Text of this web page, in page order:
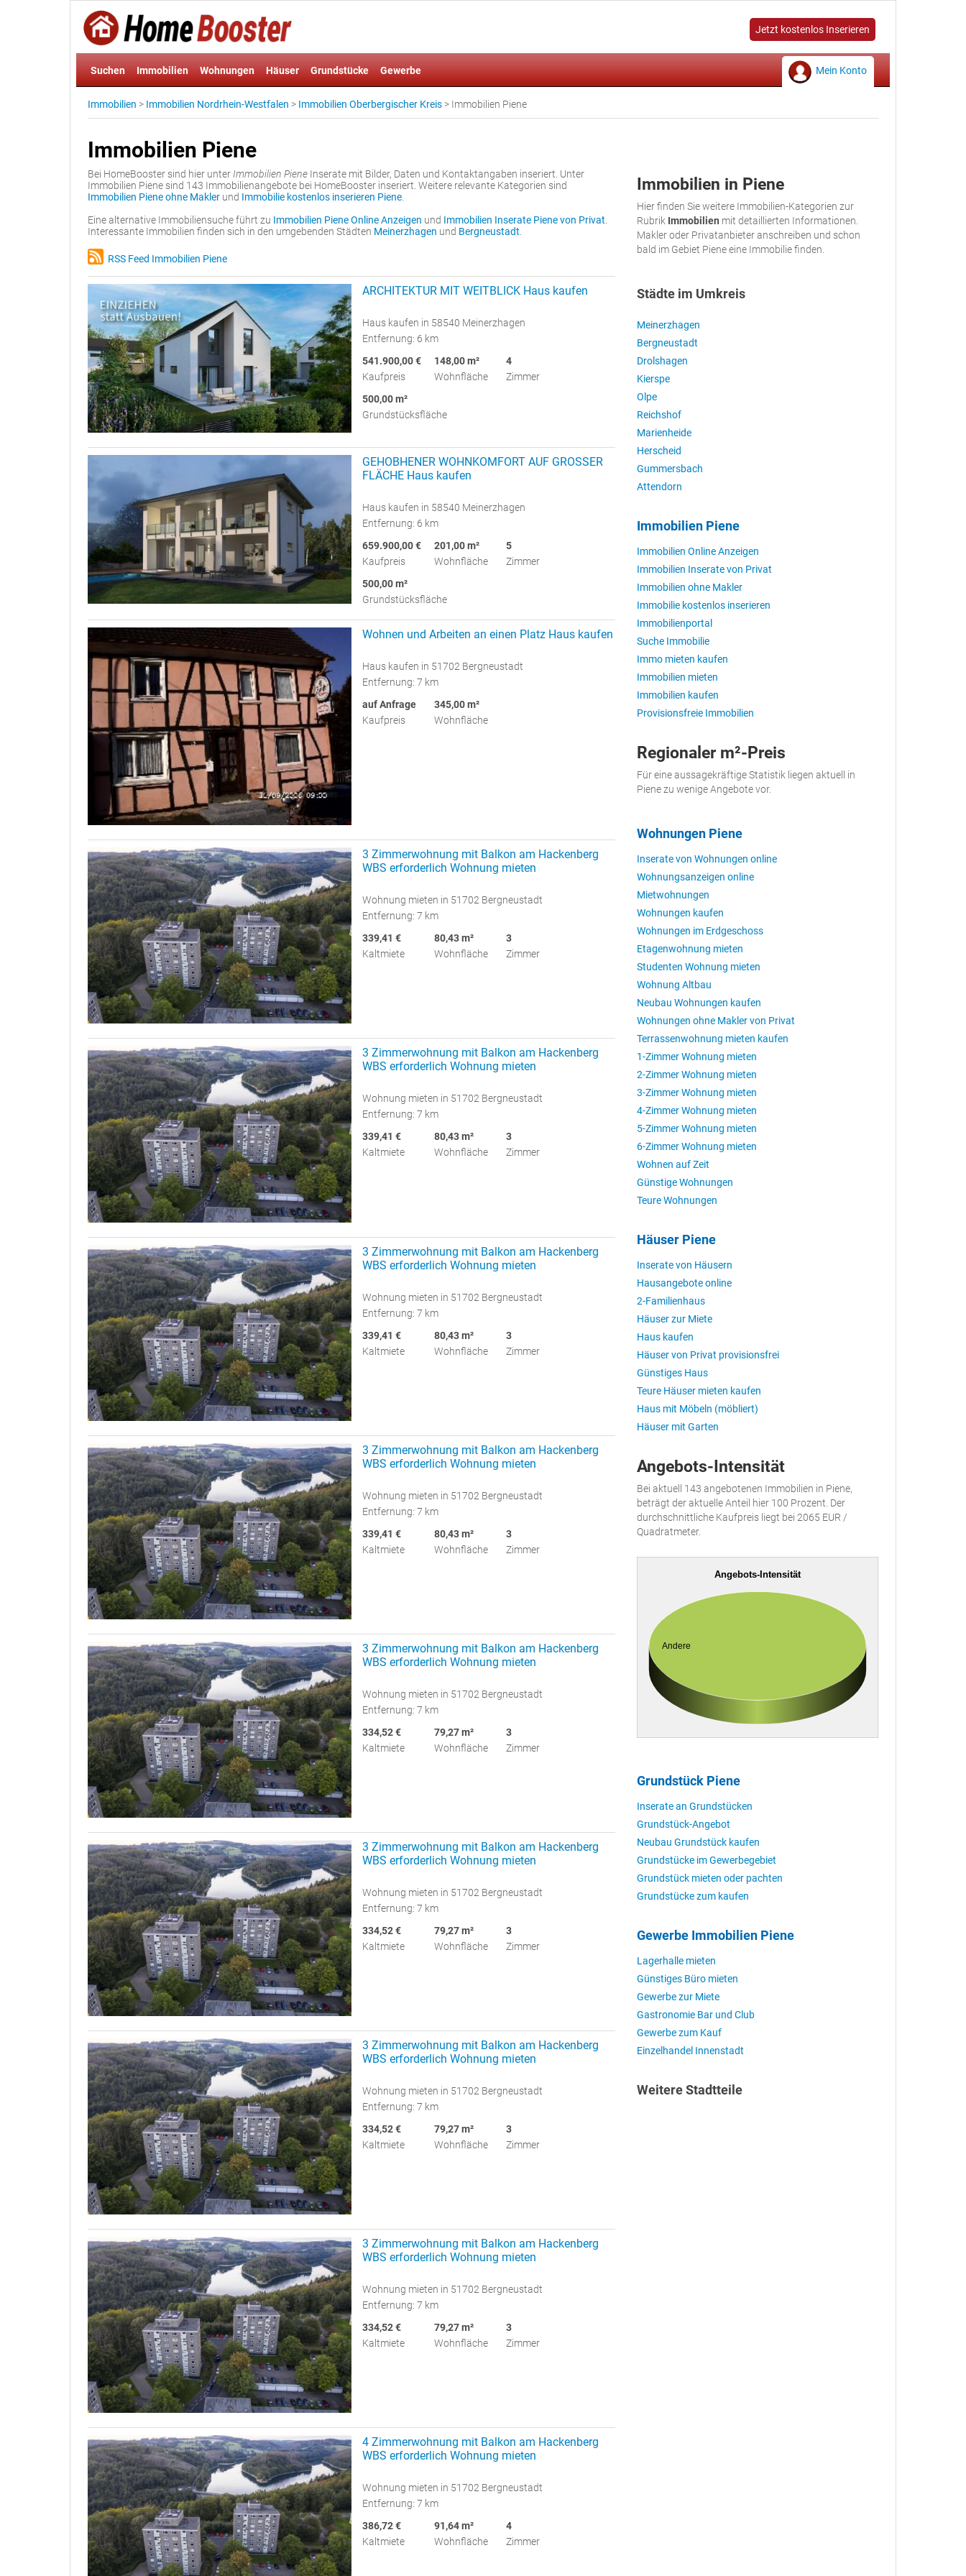
Jetzt kostenlos Inserieren
Suchen Immobilien Wohnungen Häuser Grundstücke Gewerbe Mein Konto
Immobilien > Immobilien Nordrhein-Westfalen > Immobilien Oberbergischer Kreis > Immobilien Piene
Immobilien Piene
Bei HomeBooster sind hier unter Immobilien Piene Inserate mit Bilder, Daten und Kontaktangaben inseriert. Unter
Immobilien Piene sind 143 Immobilienangebote bei HomeBooster inseriert. Weitere relevante Kategorien sind
Immobilien Piene ohne Makler und Immobilie kostenlos inserieren Piene
Eine alternative Immobiliensuche führt zu Immobilien Piene Online Anzeigen und Immobilien Inserate Piene von Privat
Interessante Immobilien finden sich in den umgebenden Städten Meinerzhagen und Bergneustadt
RSS Feed Immobilien Piene
ARCHITEKTUR MIT WEITBLICK Haus kaufen
Haus kaufen in 58540 Meinerzhagen
Entfernung: 6 km
541.900,00 €
Kaufpreis
148,00 m²
Wohnfläche
4
Zimmer
500,00 m²
Grundstücksfläche
GEHOBHENER WOHNKOMFORT AUF GROSSER
FLÄCHE Haus kaufen
Haus kaufen in 58540 Meinerzhagen
Entfernung: 6 km
659.900,00 €
Kaufpreis
201,00 m²
Wohnfläche
5
Zimmer
500,00 m²
Grundstücksfläche
Wohnen und Arbeiten an einen Platz Haus kaufen
Haus kaufen in 51702 Bergneustadt
Entfernung: 7 km
auf Anfrage
Kaufpreis
345,00 m²
Wohnfläche
3 Zimmerwohnung mit Balkon am Hackenberg
WBS erforderlich Wohnung mieten
Wohnung mieten in 51702 Bergneustadt
Entfernung: 7 km
339,41 €
Kaltmiete
80,43 m²
Wohnfläche
3
Zimmer
3 Zimmerwohnung mit Balkon am Hackenberg
WBS erforderlich Wohnung mieten
Wohnung mieten in 51702 Bergneustadt
Entfernung: 7 km
339,41 €
Kaltmiete
80,43 m²
Wohnfläche
3
Zimmer
3 Zimmerwohnung mit Balkon am Hackenberg
WBS erforderlich Wohnung mieten
Wohnung mieten in 51702 Bergneustadt
Entfernung: 7 km
339,41 €
Kaltmiete
80,43 m²
Wohnfläche
3
Zimmer
3 Zimmerwohnung mit Balkon am Hackenberg
WBS erforderlich Wohnung mieten
Wohnung mieten in 51702 Bergneustadt
Entfernung: 7 km
339,41 €
Kaltmiete
80,43 m²
Wohnfläche
3
Zimmer
3 Zimmerwohnung mit Balkon am Hackenberg
WBS erforderlich Wohnung mieten
Wohnung mieten in 51702 Bergneustadt
Entfernung: 7 km
334,52 €
Kaltmiete
79,27 m²
Wohnfläche
3
Zimmer
3 Zimmerwohnung mit Balkon am Hackenberg
WBS erforderlich Wohnung mieten
Wohnung mieten in 51702 Bergneustadt
Entfernung: 7 km
334,52 €
Kaltmiete
79,27 m²
Wohnfläche
3
Zimmer
3 Zimmerwohnung mit Balkon am Hackenberg
WBS erforderlich Wohnung mieten
Wohnung mieten in 51702 Bergneustadt
Entfernung: 7 km
334,52 €
Kaltmiete
79,27 m²
Wohnfläche
3
Zimmer
3 Zimmerwohnung mit Balkon am Hackenberg
WBS erforderlich Wohnung mieten
Wohnung mieten in 51702 Bergneustadt
Entfernung: 7 km
334,52 €
Kaltmiete
79,27 m²
Wohnfläche
3
Zimmer
4 Zimmerwohnung mit Balkon am Hackenberg
WBS erforderlich Wohnung mieten
Wohnung mieten in 51702 Bergneustadt
Entfernung: 7 km
386,72 €
Kaltmiete
91,64 m²
Wohnfläche
4
Zimmer
Immobilien in Piene
Hier finden Sie weitere Immobilien-Kategorien zur
Rubrik Immobilien mit detaillierten Informationen.
Makler oder Privatanbieter anschreiben und schon
bald im Gebiet Piene eine Immobilie finden.
Städte im Umkreis
Meinerzhagen
Bergneustadt
Drolshagen
Kierspe
Olpe
Reichshof
Marienheide
Herscheid
Gummersbach
Attendorn
Immobilien Piene
Immobilien Online Anzeigen
Immobilien Inserate von Privat
Immobilien ohne Makler
Immobilie kostenlos inserieren
Immobilienportal
Suche Immobilie
Immo mieten kaufen
Immobilien mieten
Immobilien kaufen
Provisionsfreie Immobilien
Regionaler m²-Preis
Für eine aussagekräftige Statistik liegen aktuell in
Piene zu wenige Angebote vor.
Wohnungen Piene
Inserate von Wohnungen online
Wohnungsanzeigen online
Mietwohnungen
Wohnungen kaufen
Wohnungen im Erdgeschoss
Etagenwohnung mieten
Studenten Wohnung mieten
Wohnung Altbau
Neubau Wohnungen kaufen
Wohnungen ohne Makler von Privat
Terrassenwohnung mieten kaufen
1-Zimmer Wohnung mieten
2-Zimmer Wohnung mieten
3-Zimmer Wohnung mieten
4-Zimmer Wohnung mieten
5-Zimmer Wohnung mieten
6-Zimmer Wohnung mieten
Wohnen auf Zeit
Günstige Wohnungen
Teure Wohnungen
Häuser Piene
Inserate von Häusern
Hausangebote online
2-Familienhaus
Häuser zur Miete
Haus kaufen
Häuser von Privat provisionsfrei
Günstiges Haus
Teure Häuser mieten kaufen
Haus mit Möbeln (möbliert)
Häuser mit Garten
Angebots-Intensität
Bei aktuell 143 angebotenen Immobilien in Piene,
beträgt der aktuelle Anteil hier 100 Prozent. Der
durchschnittliche Kaufpreis liegt bei 2065 EUR /
Quadratmeter.
Angebots-Intensität
Andere
Grundstück Piene
Inserate an Grundstücken
Grundstück-Angebot
Neubau Grundstück kaufen
Grundstücke im Gewerbegebiet
Grundstück mieten oder pachten
Grundstücke zum kaufen
Gewerbe Immobilien Piene
Lagerhalle mieten
Günstiges Büro mieten
Gewerbe zur Miete
Gastronomie Bar und Club
Gewerbe zum Kauf
Einzelhandel Innenstadt
Weitere Stadtteile